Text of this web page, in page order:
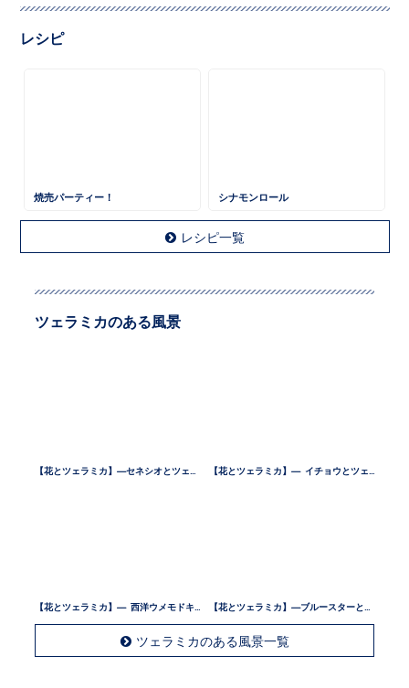
レシピ
焼売パーティー！ シナモンロール
レシピ一覧
ツェラミカのある風景
ツェラミカのある風景一覧